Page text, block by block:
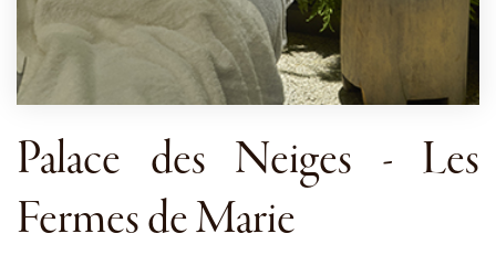
Palace des Neiges - Les
Fermes de Marie